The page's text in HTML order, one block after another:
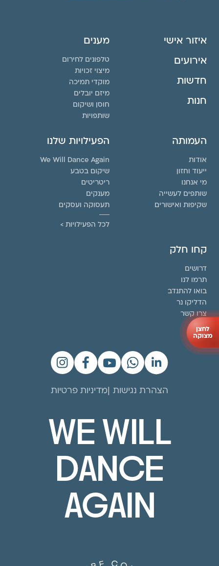
איזור אישי
אירועים
חדשות
חנות
מענים
טלפונים לחירום
מיצוי זכויות
מוקדי תמיכה
מיזם יובלים
חוסן ושיקום
שותפויות
העמותה
אודות
ייעוד וחזון
מי אנחנו
שותפים לעשייה
שקיפות ואישורים
הפעילויות שלנו
We Will Dance Again
שיקום בטבע
ריטריטים
מענקים
תעסוקה ועסקים
לכל הפעילויות >
קחו חלק
דרושים
תרמו לנו
בואו להתנדב
הדליקו נר
צרו קשר
הצהרת נגישות מדיניות פרטיות
WE WILL
DANCE
AGAIN
לחצן
מצוקה